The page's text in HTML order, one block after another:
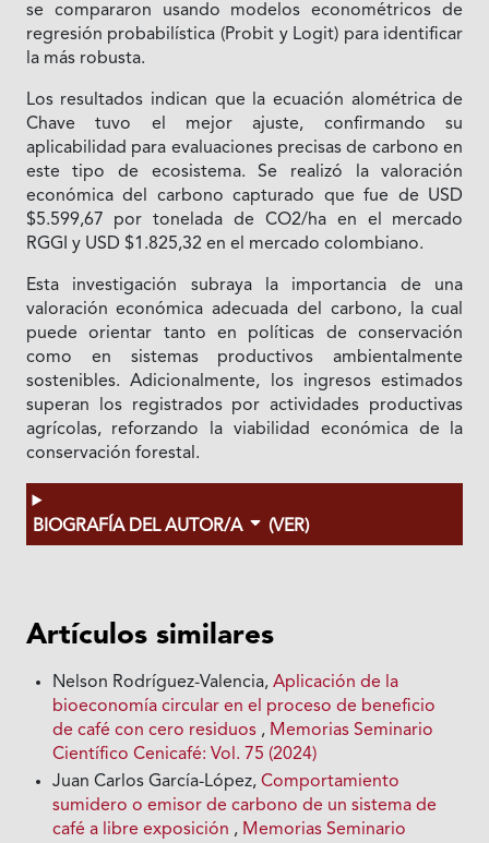
se compararon usando modelos econométricos de
regresión probabilística (Probit y Logit) para identificar
la más robusta.
Los resultados indican que la ecuación alométrica de
Chave tuvo el mejor ajuste, confirmando su
aplicabilidad para evaluaciones precisas de carbono en
este tipo de ecosistema. Se realizó la valoración
económica del carbono capturado que fue de USD
$5.599,67 por tonelada de CO2/ha en el mercado
RGGI y USD $1.825,32 en el mercado colombiano.
Esta investigación subraya la importancia de una
valoración económica adecuada del carbono, la cual
puede orientar tanto en políticas de conservación
como en sistemas productivos ambientalmente
sostenibles. Adicionalmente, los ingresos estimados
superan los registrados por actividades productivas
agrícolas, reforzando la viabilidad económica de la
conservación forestal.
BIOGRAFÍA DEL AUTOR/A (VER)
Artículos similares
Nelson Rodríguez-Valencia,Aplicación de la
bioeconomía circular en el proceso de beneficio
de café con cero residuos , Memorias Seminario
Científico Cenicafé: Vol. 75 (2024)
Juan Carlos García-López,Comportamiento
sumidero o emisor de carbono de un sistema de
café a libre exposición , Memorias Seminario